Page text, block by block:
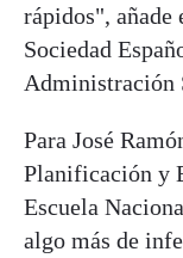
rápidos",
Sociedad
Administración
Para José
Planificación y
Escuela
algo más de